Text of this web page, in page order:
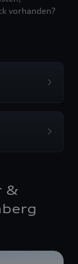
vorhanden?
&